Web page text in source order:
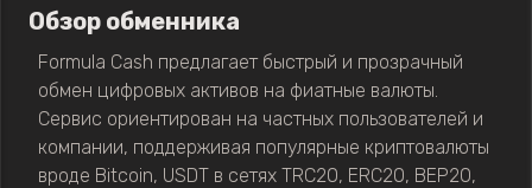
Обзор обменника
Formula Cash предлагает быстрый и прозрачный
обмен цифровых активов на фиатные валюты.
Сервис ориентирован на частных пользователей и
компании, поддерживая популярные криптовалюты
вроде Bitcoin, USDT в сетях TRC20, ERC20, BEP20,